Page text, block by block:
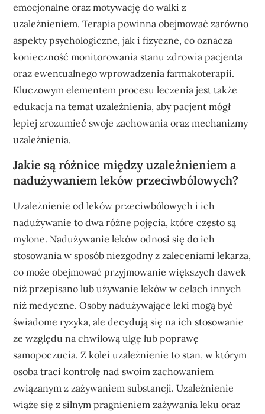
emocjonalne oraz motywację do walki z
uzależnieniem. Terapia powinna obejmować zarówno
aspekty psychologiczne, jak i fizyczne, co oznacza
konieczność monitorowania stanu zdrowia pacjenta
oraz ewentualnego wprowadzenia farmakoterapii.
Kluczowym elementem procesu leczenia jest także
edukacja na temat uzależnienia, aby pacjent mógł
lepiej zrozumieć swoje zachowania oraz mechanizmy
uzależnienia.
Jakie są różnice między uzależnieniem a
nadużywaniem leków przeciwbólowych?
Uzależnienie od leków przeciwbólowych i ich
nadużywanie to dwa różne pojęcia, które często są
mylone. Nadużywanie leków odnosi się do ich
stosowania w sposób niezgodny z zaleceniami lekarza,
co może obejmować przyjmowanie większych dawek
niż przepisano lub używanie leków w celach innych
niż medyczne. Osoby nadużywające leki mogą być
świadome ryzyka, ale decydują się na ich stosowanie
ze względu na chwilową ulgę lub poprawę
samopoczucia. Z kolei uzależnienie to stan, w którym
osoba traci kontrolę nad swoim zachowaniem
związanym z zażywaniem substancji. Uzależnienie
wiąże się z silnym pragnieniem zażywania leku oraz